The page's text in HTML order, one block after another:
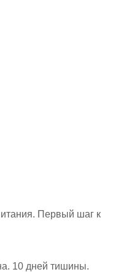
Первый шаг к
10 дней тишины.